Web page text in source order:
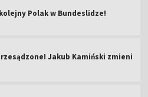
Polak w Bundeslidze!
Jakub Kamiński zmieni